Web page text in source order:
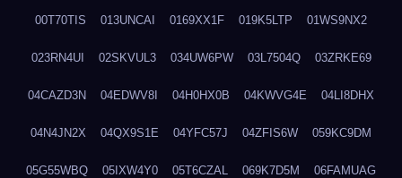
00T70TIS 013UNCAI 0169XX1F 019K5LTP 01WS9NX2
023RN4UI 02SKVUL3 034UW6PW 03L7504Q 03ZRKE69
04CAZD3N 04EDWV8I 04H0HX0B 04KWVG4E 04LI8DHX
04N4JN2X 04QX9S1E 04YFC57J 04ZFIS6W 059KC9DM
05G55WBQ 05IXW4Y0 05T6CZAL 069K7D5M 06FAMUAG